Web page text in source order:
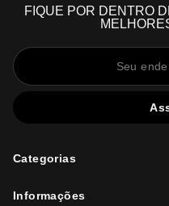
FIQUE POR DENTRO
Categorias
Informações